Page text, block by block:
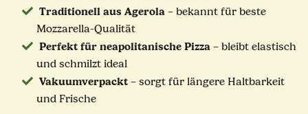
Traditionell aus Agerola– bekannt für beste
Mozzarella-Qualität
Perfekt für neapolitanische Pizza– bleibt elastisch
und schmilzt ideal
Vakuumverpackt– sorgt für längere Haltbarkeit
und Frische